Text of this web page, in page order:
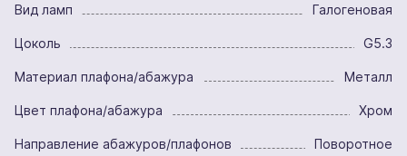
Вид ламп Галогеновая
Цоколь G5.3
Материал плафона/абажура Металл
Цвет плафона/абажура Хром
Направление абажуров/плафонов Поворотное